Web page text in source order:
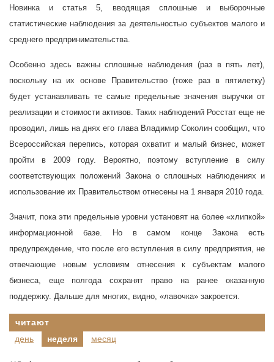
Новинка и статья 5, вводящая сплошные и выборочные
статистические наблюдения за деятельностью субъектов малого и
среднего предпринимательства.
Особенно здесь важны сплошные наблюдения (раз в пять лет),
поскольку на их основе Правительство (тоже раз в пятилетку)
будет устанавливать те самые предельные значения выручки от
реализации и стоимости активов. Таких наблюдений Росстат еще не
проводил, лишь на днях его глава Владимир Соколин сообщил, что
Всероссийская перепись, которая охватит и малый бизнес, может
пройти в 2009 году. Вероятно, поэтому вступление в силу
соответствующих положений Закона о сплошных наблюдениях и
использование их Правительством отнесены на 1 января 2010 года.
Значит, пока эти предельные уровни установят на более «хлипкой»
информационной базе. Но в самом конце Закона есть
предупреждение, что после его вступления в силу предприятия, не
отвечающие новым условиям отнесения к субъектам малого
бизнеса, еще полгода сохранят право на ранее оказанную
поддержку. Дальше для многих, видно, «лавочка» закроется.
читают
день
неделя месяц